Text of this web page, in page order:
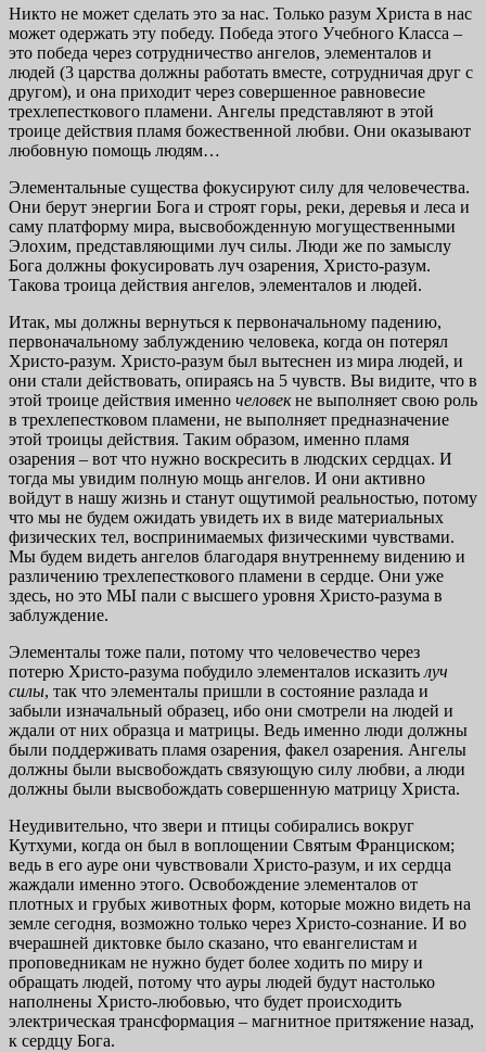
Никто не может сделать это за нас. Только разум Христа в нас
может одержать эту победу. Победа этого Учебного Класса –
это победа через сотрудничество ангелов, элементалов и
людей (3 царства должны работать вместе, сотрудничая друг с
другом), и она приходит через совершенное равновесие
трехлепесткового пламени. Ангелы представляют в этой
троице действия пламя божественной любви. Они оказывают
любовную помощь людям…
Элементальные существа фокусируют силу для человечества.
Они берут энергии Бога и строят горы, реки, деревья и леса и
саму платформу мира, высвобожденную могущественными
Элохим, представляющими луч силы. Люди же по замыслу
Бога должны фокусировать луч озарения, Христо-разум.
Такова троица действия ангелов, элементалов и людей.
Итак, мы должны вернуться к первоначальному падению,
первоначальному заблуждению человека, когда он потерял
Христо-разум. Христо-разум был вытеснен из мира людей, и
они стали действовать, опираясь на 5 чувств. Вы видите, что в
этой троице действия именно человекне выполняет свою роль
в трехлепестковом пламени, не выполняет предназначение
этой троицы действия. Таким образом, именно пламя
озарения – вот что нужно воскресить в людских сердцах. И
тогда мы увидим полную мощь ангелов. И они активно
войдут в нашу жизнь и станут ощутимой реальностью, потому
что мы не будем ожидать увидеть их в виде материальных
физических тел, воспринимаемых физическими чувствами.
Мы будем видеть ангелов благодаря внутреннему видению и
различению трехлепесткового пламени в сердце. Они уже
здесь, но это МЫ пали с высшего уровня Христо-разума в
заблуждение.
Элементалы тоже пали, потому что человечество через
потерю Христо-разума побудило элементалов исказитьлуч
силы, так что элементалы пришли в состояние разлада и
забыли изначальный образец, ибо они смотрели на людей и
ждали от них образца и матрицы. Ведь именно люди должны
были поддерживать пламя озарения, факел озарения. Ангелы
должны были высвобождать связующую силу любви, а люди
должны были высвобождать совершенную матрицу Христа.
Неудивительно, что звери и птицы собирались вокруг
Кутхуми, когда он был в воплощении Святым Франциском;
ведь в его ауре они чувствовали Христо-разум, и их сердца
жаждали именно этого. Освобождение элементалов от
плотных и грубых животных форм, которые можно видеть на
земле сегодня, возможно только через Христо-сознание. И во
вчерашней диктовке было сказано, что евангелистам и
проповедникам не нужно будет более ходить по миру и
обращать людей, потому что ауры людей будут настолько
наполнены Христо-любовью, что будет происходить
электрическая трансформация – магнитное притяжение назад,
к сердцу Бога.